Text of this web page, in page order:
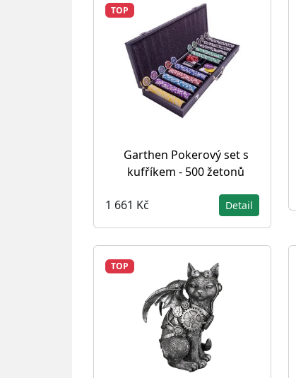
TOP
Garthen Pokerový set s
kufříkem - 500 žetonů
1 661 Kč Detail
TOP